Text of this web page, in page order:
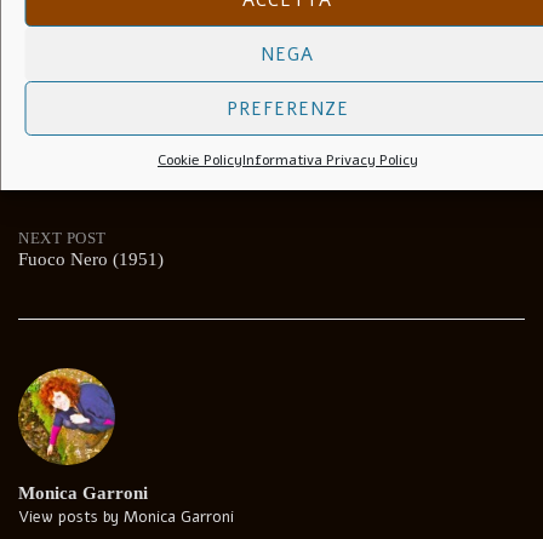
NEGA
PREFERENZE
Cookie PolicyInformativa Privacy Policy
NEXT POST
Fuoco Nero (1951)
Monica Garroni
View posts by Monica Garroni